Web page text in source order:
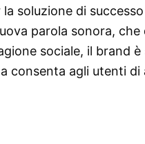
soluzione di
parola sonora,
sociale, il brand
consenta agli utenti di